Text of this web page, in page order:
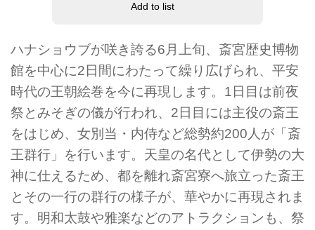
Add to list
ハナショウブが咲き誇る6月上旬、斎宮歴史博物
館を中心に2日間にわたって繰り広げられ、平安
時代の王朝絵巻を今に再現します。1日目は前夜
祭とみそぎの儀が行われ、2日目には主役の斎王
をはじめ、女別当・内侍など総勢約200人が「斎
王群行」を行います。天皇の名代として伊勢の大
神に仕えるため、都を離れ斎宮寮へ旅立った斎王
とその一行の群行の様子が、華やかに再現されま
す。明和太鼓や雅楽などのアトラクションも、祭